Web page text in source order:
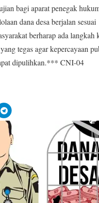
bagi aparat penegak
dana desa berjalan sesuai
berharap ada langkah
tegas agar kepercayaan
dipulihkan.*** CNI-04